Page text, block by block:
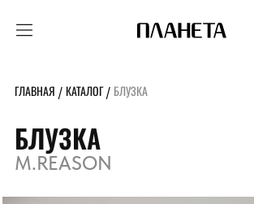
ГЛАВНАЯ / КАТАЛОГ/ БЛУЗКА
БЛУЗКА
M.REASON